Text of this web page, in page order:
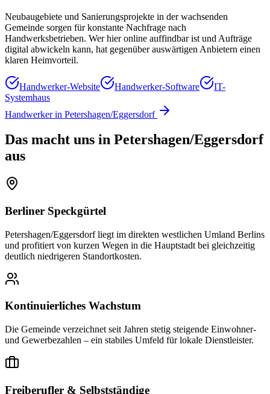
Neubaugebiete und Sanierungsprojekte in der wachsenden
Gemeinde sorgen für konstante Nachfrage nach
Handwerksbetrieben. Wer hier online auffindbar ist und Aufträge
digital abwickeln kann, hat gegenüber auswärtigen Anbietern einen
klaren Heimvorteil.
Handwerker-Website Handwerker-Software
IT-
Systemhaus
Handwerkerin Petershagen/Eggersdorf
Das macht uns in Petershagen/Eggersdorf
aus
Berliner Speckgürtel
Petershagen/Eggersdorf liegt im direkten westlichen Umland Berlins
und profitiert von kurzen Wegen in die Hauptstadt bei gleichzeitig
deutlich niedrigeren Standortkosten.
Kontinuierliches Wachstum
Die Gemeinde verzeichnet seit Jahren stetig steigende Einwohner-
und Gewerbezahlen – ein stabiles Umfeld für lokale Dienstleister.
Freiberufler & Selbstständige